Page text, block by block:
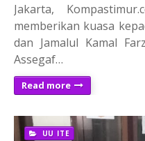
Jakarta,
memberikan kuasa
dan Jamalul Kamal
Assegaf…
Read more
UU ITE